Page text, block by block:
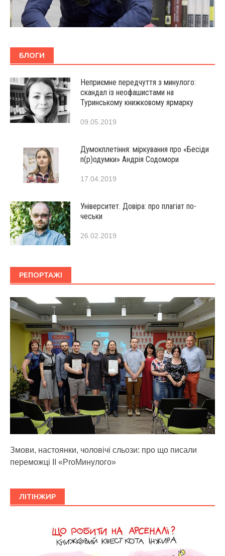
БЛОГИ
Неприємне передчуття з минулого:
скандал із неофашистами на
Туринському книжковому ярмарку
09.05.2019
Думокплетіння: міркування про «Бесіди
п(р)одумки» Андрія Содомори
17.04.2019
Університет. Довіра: про плагіат по-
чеськи
26.02.2019
РЕПОРТАЖІ
Змови, настоянки, чоловічі сльози: про що писали
переможці ІІ «ProМинулого»
ЛІТІНЖИР